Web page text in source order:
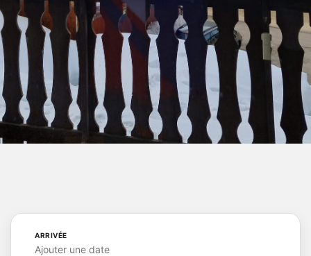
ARRIVÉE
Ajouter une date